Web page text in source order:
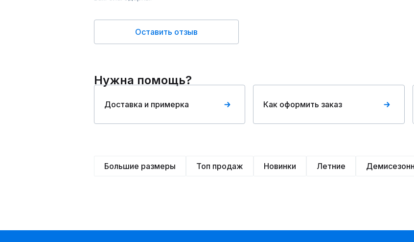
Оставить отзыв
Нужна помощь?
Доставка и примерка Как оформить заказ
Большие размеры Топ продаж Новинки Летние